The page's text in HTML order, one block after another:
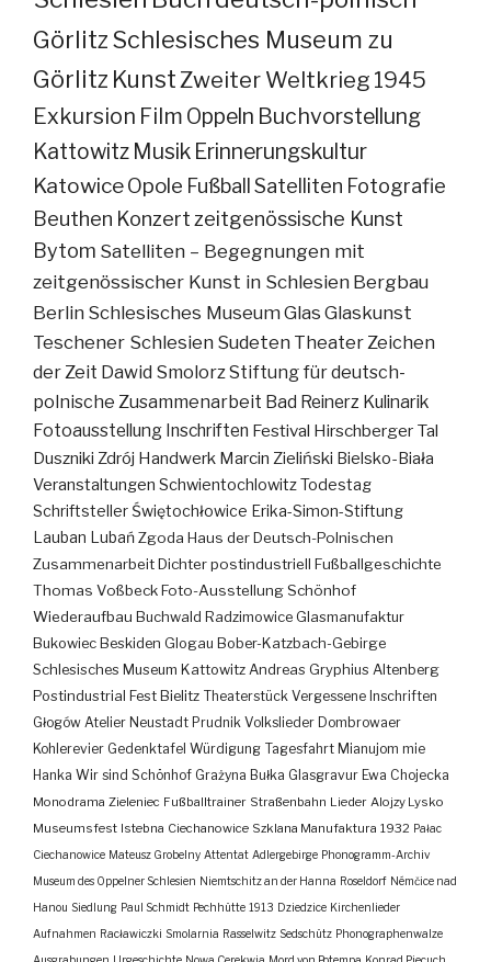
GörlitzSchlesisches Museum zu
Görlitz Kunst Zweiter Weltkrieg 1945
Exkursion Film Oppeln Buchvorstellung
Kattowitz Musik Erinnerungskultur
KatowiceOpole FußballSatelliten Fotografie
Beuthen Konzertzeitgenössische Kunst
Bytom Satelliten – Begegnungen mit
zeitgenössischer Kunst in Schlesien Bergbau
Berlin Schlesisches MuseumGlas Glaskunst
Teschener Schlesien Sudeten Theater Zeichen
der Zeit Dawid SmolorzStiftung für deutsch-
polnische Zusammenarbeit Bad Reinerz Kulinarik
Fotoausstellung Inschriften Festival Hirschberger Tal
Duszniki Zdrój Handwerk Marcin Zieliński Bielsko-Biała
Veranstaltungen SchwientochlowitzTodestag
SchriftstellerŚwiętochłowice Erika-Simon-Stiftung
Lauban
LubańZgoda Haus der Deutsch-Polnischen
ZusammenarbeitDichterpostindustriell Fußballgeschichte
Thomas VoßbeckFoto-AusstellungSchönhof
Wiederaufbau Buchwald Radzimowice Glasmanufaktur
Bukowiec Beskiden Glogau Bober-Katzbach-Gebirge
Schlesisches Museum Kattowitz Andreas Gryphius Altenberg
Postindustrial Fest Bielitz Theaterstück Vergessene Inschriften
Głogów Atelier Neustadt Prudnik Volkslieder Dombrowaer
Kohlerevier Gedenktafel Würdigung Tagesfahrt Mianujom mie
Hanka Wir sind Schönhof Grażyna Bułka Glasgravur Ewa Chojecka
Monodrama Zieleniec Fußballtrainer Straßenbahn Lieder Alojzy Lysko
Museumsfest Istebna Ciechanowice Szklana Manufaktura 1932 Pałac
Ciechanowice Mateusz Grobelny Attentat Adlergebirge Phonogramm-Archiv
Museum des Oppelner Schlesien Niemtschitz an der Hanna Roseldorf Némčice nad
Hanou Siedlung Paul Schmidt Pechhütte 1913 Dziedzice Kirchenlieder
Aufnahmen Racławiczki Smolarnia Rasselwitz Sedschütz Phonographenwalze